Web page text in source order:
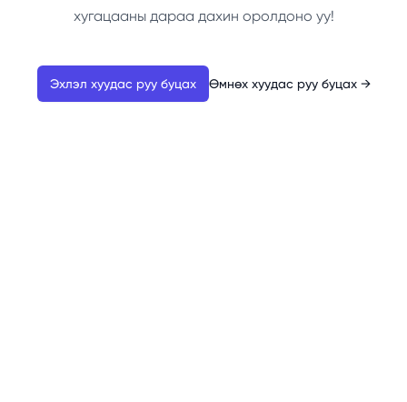
хугацааны дараа дахин оролдоно уу!
Эхлэл хуудас руу буцах Өмнөх хуудас руу буцах →